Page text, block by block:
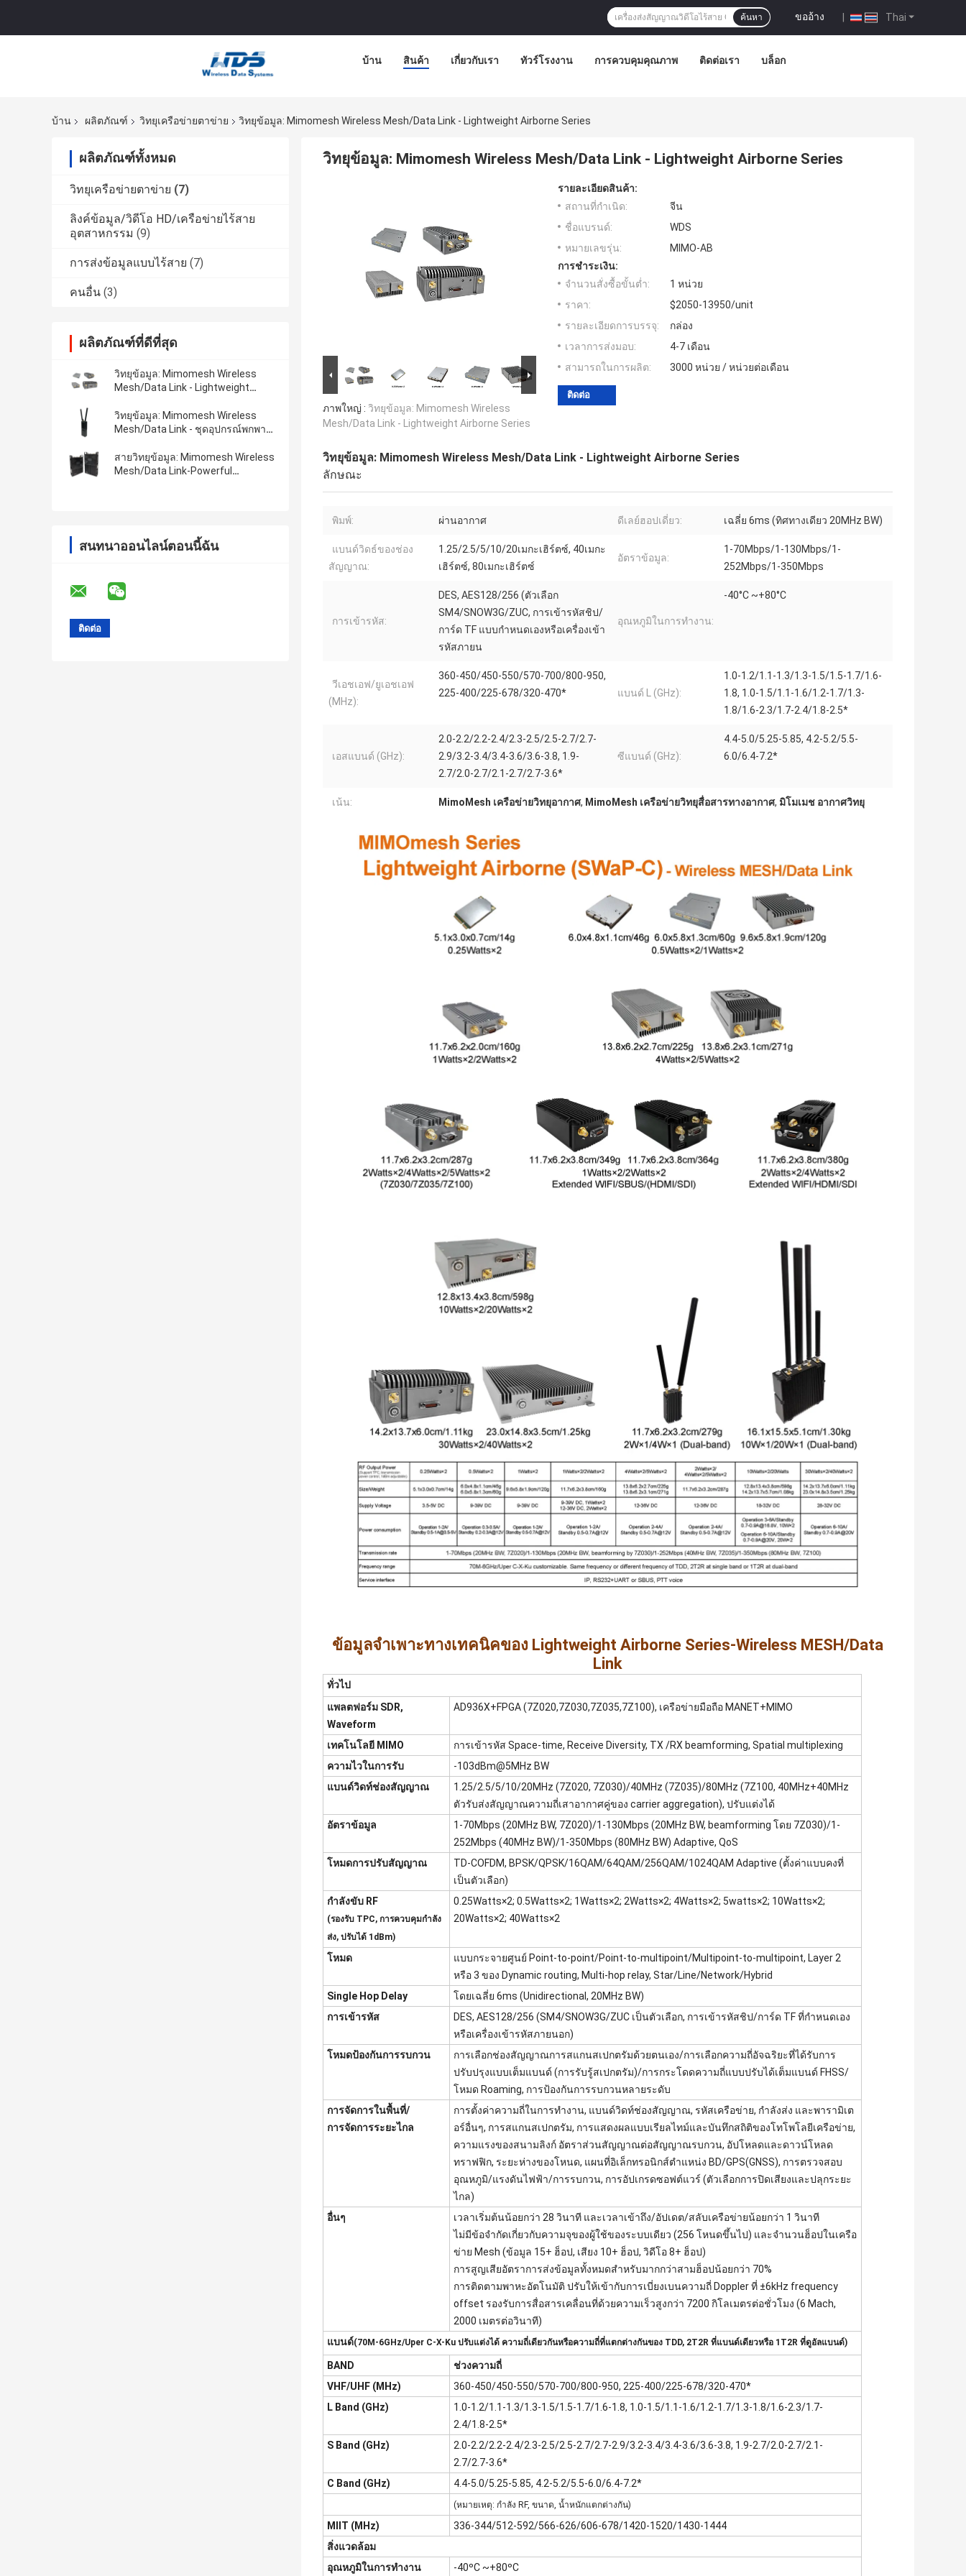
Thai
ขออ้าง |
ค้นหา
บ้าน สินค้า เกี่ยวกับเรา ทัวร์โรงงาน การควบคุมคุณภาพ ติดต่อเรา บล็อก
บ้าน ผลิตภัณฑ์ วิทยุเครือข่ายตาข่าย วิทยุข้อมูล: Mimomesh Wireless Mesh/Data Link - Lightweight Airborne Series
ผลิตภัณฑ์ทั้งหมด
วิทยุเครือข่ายตาข่าย (7)
ลิงค์ข้อมูล/วิดีโอ HD/เครือข่ายไร้สาย
อุตสาหกรรม (9)
การส่งข้อมูลแบบไร้สาย (7)
คนอื่น (3)
ผลิตภัณฑ์ที่ดีที่สุด
วิทยุข้อมูล: Mimomesh Wireless
Mesh/Data Link - Lightweight
วิทยุข้อมูล: Mimomesh Wireless
Mesh/Data Link - ชุดอุปกรณ์พกพาห
สายวิทยุข้อมูล: Mimomesh Wireless
Mesh/Data Link-Powerful
สนทนาออนไลน์ตอนนี้ฉัน
วิทยุข้อมูล: Mimomesh Wireless Mesh/Data Link - Lightweight Airborne Series
ภาพใหญ่ : วิทยุข้อมูล: Mimomesh Wireless
Mesh/Data Link - Lightweight Airborne Series
รายละเอียดสินค้า:
สถานที่กำเนิด:
จีน
ชื่อแบรนด์:
WDS
หมายเลขรุ่น:
MIMO-AB
การชำระเงิน:
จำนวนสั่งซื้อขั้นต่ำ:
1 หน่วย
ราคา:
$2050-13950/unit
รายละเอียดการบรรจุ:
กล่อง
เวลาการส่งมอบ:
4-7 เดือน
สามารถในการผลิต:
3000 หน่วย / หน่วยต่อเดือน
ติดต่อ
วิทยุข้อมูล: Mimomesh Wireless Mesh/Data Link - Lightweight Airborne Series
ลักษณะ
พิมพ์: ผ่านอากาศ ดีเลย์ฮอปเดี่ยว: เฉลี่ย 6ms (ทิศทางเดียว 20MHz BW)
แบนด์วิดธ์ของช่อง
สัญญาณ:
1.25/2.5/5/10/20เมกะเฮิร์ตซ์, 40เมกะ
เฮิร์ตซ์, 80เมกะเฮิร์ตซ์
อัตราข้อมูล:
1-70Mbps/1-130Mbps/1-
252Mbps/1-350Mbps
การเข้ารหัส:
DES, AES128/256 (ตัวเลือก
SM4/SNOW3G/ZUC, การเข้ารหัสชิป/
การ์ด TF แบบกำหนดเองหรือเครื่องเข้า
รหัสภายน
อุณหภูมิในการทำงาน:
-40°C ~+80°C
วีเอชเอฟ/ยูเอชเอฟ
(MHz):
360-450/450-550/570-700/800-950,
225-400/225-678/320-470*
แบนด์ L (GHz):
1.0-1.2/1.1-1.3/1.3-1.5/1.5-1.7/1.6-
1.8, 1.0-1.5/1.1-1.6/1.2-1.7/1.3-
1.8/1.6-2.3/1.7-2.4/1.8-2.5*
เอสแบนด์ (GHz):
2.0-2.2/2.2-2.4/2.3-2.5/2.5-2.7/2.7-
2.9/3.2-3.4/3.4-3.6/3.6-3.8, 1.9-
2.7/2.0-2.7/2.1-2.7/2.7-3.6*
ซีแบนด์ (GHz):
4.4-5.0/5.25-5.85, 4.2-5.2/5.5-
6.0/6.4-7.2*
เน้น: MimoMesh เครือข่ายวิทยุอากาศ, MimoMesh เครือข่ายวิทยุสื่อสารทางอากาศ, มิโมเมช อากาศวิทยุ
ข้อมูลจำเพาะทางเทคนิคของ Lightweight Airborne Series-Wireless MESH/Data
Link
ทั่วไป
แพลตฟอร์ม SDR,
Waveform
AD936X+FPGA (7Z020,7Z030,7Z035,7Z100), เครือข่ายมือถือ MANET+MIMO
เทคโนโลยี MIMO
การเข้ารหัส Space-time, Receive Diversity, TX /RX beamforming, Spatial multiplexing
ความไวในการรับ
-103dBm@5MHz BW
แบนด์วิดท์ช่องสัญญาณ
1.25/2.5/5/10/20MHz (7Z020, 7Z030)/40MHz (7Z035)/80MHz (7Z100, 40MHz+40MHz
ตัวรับส่งสัญญาณความถี่เสาอากาศคู่ของ carrier aggregation), ปรับแต่งได้
อัตราข้อมูล
1-70Mbps (20MHz BW, 7Z020)/1-130Mbps (20MHz BW, beamforming โดย 7Z030)/1-
252Mbps (40MHz BW)/1-350Mbps (80MHz BW) Adaptive, QoS
โหมดการปรับสัญญาณ
TD-COFDM, BPSK/QPSK/16QAM/64QAM/256QAM/1024QAM Adaptive (ตั้งค่าแบบคงที่
เป็นตัวเลือก)
กำลังขับ RF
(รองรับ TPC, การควบคุมกำลัง
ส่ง, ปรับได้ 1dBm)
0.25Watts×2; 0.5Watts×2; 1Watts×2; 2Watts×2; 4Watts×2; 5watts×2; 10Watts×2;
20Watts×2; 40Watts×2
โหมด
แบบกระจายศูนย์ Point-to-point/Point-to-multipoint/Multipoint-to-multipoint, Layer 2
หรือ 3 ของ Dynamic routing, Multi-hop relay, Star/Line/Network/Hybrid
Single Hop Delay
โดยเฉลี่ย 6ms (Unidirectional, 20MHz BW)
การเข้ารหัส
DES, AES128/256 (SM4/SNOW3G/ZUC เป็นตัวเลือก, การเข้ารหัสชิป/การ์ด TF ที่กำหนดเอง
หรือเครื่องเข้ารหัสภายนอก)
โหมดป้องกันการรบกวน
การเลือกช่องสัญญาณการสแกนสเปกตรัมด้วยตนเอง/การเลือกความถี่อัจฉริยะที่ได้รับการ
ปรับปรุงแบบเต็มแบนด์ (การรับรู้สเปกตรัม)/การกระโดดความถี่แบบปรับได้เต็มแบนด์ FHSS/
โหมด Roaming, การป้องกันการรบกวนหลายระดับ
การจัดการในพื้นที่/
การจัดการระยะไกล
การตั้งค่าความถี่ในการทำงาน, แบนด์วิดท์ช่องสัญญาณ, รหัสเครือข่าย, กำลังส่ง และพารามิเต
อร์อื่นๆ, การสแกนสเปกตรัม, การแสดงผลแบบเรียลไทม์และบันทึกสถิติของโทโพโลยีเครือข่าย,
ความแรงของสนามลิงก์ อัตราส่วนสัญญาณต่อสัญญาณรบกวน, อัปโหลดและดาวน์โหลด
ทราฟฟิก, ระยะห่างของโหนด, แผนที่อิเล็กทรอนิกส์ตำแหน่ง BD/GPS(GNSS), การตรวจสอบ
อุณหภูมิ/แรงดันไฟฟ้า/การรบกวน, การอัปเกรดซอฟต์แวร์ (ตัวเลือกการปิดเสียงและปลุกระยะ
ไกล)
อื่นๆ
เวลาเริ่มต้นน้อยกว่า 28 วินาที และเวลาเข้าถึง/อัปเดต/สลับเครือข่ายน้อยกว่า 1 วินาที
ไม่มีข้อจำกัดเกี่ยวกับความจุของผู้ใช้ของระบบเดียว (256 โหนดขึ้นไป) และจำนวนฮ็อปในเครือ
ข่าย Mesh (ข้อมูล 15+ ฮ็อป, เสียง 10+ ฮ็อป, วิดีโอ 8+ ฮ็อป)
การสูญเสียอัตราการส่งข้อมูลทั้งหมดสำหรับมากกว่าสามฮ็อปน้อยกว่า 70%
การติดตามพาหะอัตโนมัติ ปรับให้เข้ากับการเบี่ยงเบนความถี่ Doppler ที่ ±6kHz frequency
offset รองรับการสื่อสารเคลื่อนที่ด้วยความเร็วสูงกว่า 7200 กิโลเมตรต่อชั่วโมง (6 Mach,
2000 เมตรต่อวินาที)
แบนด์(70M-6GHz/Uper C-X-Ku ปรับแต่งได้ ความถี่เดียวกันหรือความถี่ที่แตกต่างกันของ TDD, 2T2R ที่แบนด์เดียวหรือ 1T2R ที่ดูอัลแบนด์)
BAND
ช่วงความถี่
VHF/UHF (MHz)
360-450/450-550/570-700/800-950, 225-400/225-678/320-470*
L Band (GHz)
1.0-1.2/1.1-1.3/1.3-1.5/1.5-1.7/1.6-1.8, 1.0-1.5/1.1-1.6/1.2-1.7/1.3-1.8/1.6-2.3/1.7-
2.4/1.8-2.5*
S Band (GHz)
2.0-2.2/2.2-2.4/2.3-2.5/2.5-2.7/2.7-2.9/3.2-3.4/3.4-3.6/3.6-3.8, 1.9-2.7/2.0-2.7/2.1-
2.7/2.7-3.6*
C Band (GHz)
4.4-5.0/5.25-5.85, 4.2-5.2/5.5-6.0/6.4-7.2*
(หมายเหตุ: กำลัง RF, ขนาด, น้ำหนักแตกต่างกัน)
MIIT (MHz)
336-344/512-592/566-626/606-678/1420-1520/1430-1444
สิ่งแวดล้อม
อุณหภูมิในการทำงาน
-40ºC ~+80ºC